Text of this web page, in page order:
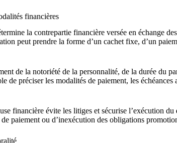
financières
la contrepartie financière versée en échange
peut prendre la forme d’un cachet fixe, d’un
de la notoriété de la personnalité, de la durée du
de préciser les modalités de paiement, les
financière évite les litiges et sécurise l’exécution du
paiement ou d’inexécution des obligations